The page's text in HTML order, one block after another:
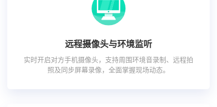
远程摄像头与环境监听
实时开启对方手机摄像头，支持周围环境音录制、远程拍
照及同步屏幕录像，全面掌握现场动态。